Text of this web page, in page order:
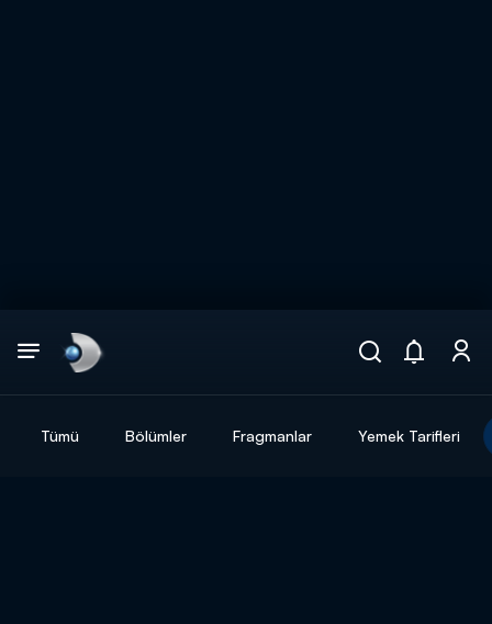
Tümü Bölümler Fragmanlar Yemek Tarifleri